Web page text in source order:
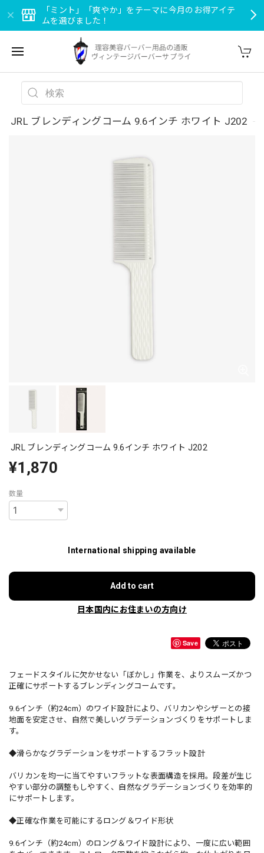
「ミント」「爽やか」をテーマに今月のお得アイテ
ムを選びました！
JRL ブレンディングコーム 9.6インチ ホワイト J202
JRL ブレンディングコーム 9.6インチ ホワイト J202
¥1,870
数量
International shipping available
Add to cart
日本国内にお住まいの方向け
Save
フェードスタイルに欠かせない「ぼかし」作業を、よりスムーズかつ
正確にサポートするブレンディングコームです。
9.6インチ（約24cm）のワイド設計により、バリカンやシザーとの接
地面を安定させ、自然で美しいグラデーションづくりをサポートしま
す。
◆滑らかなグラデーションをサポートするフラット設計
バリカンを均一に当てやすいフラットな表面構造を採用。段差が生じ
やすい部分の調整もしやすく、自然なグラデーションづくりを効率的
にサポートします。
◆正確な作業を可能にするロング＆ワイド形状
9.6インチ（約24cm）のロング＆ワイド設計により、一度に広い範囲